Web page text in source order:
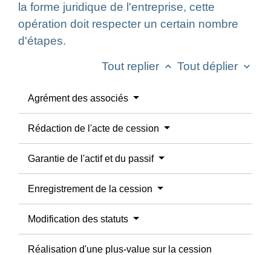
la forme juridique de l'entreprise, cette
opération doit respecter un certain nombre
d'étapes.
Tout replier keyboard_arrow_up Tout déplier keyboard_arrow_down
Agrément des associés
Rédaction de l'acte de cession
Garantie de l'actif et du passif
Enregistrement de la cession
Modification des statuts
Réalisation d'une plus-value sur la cession